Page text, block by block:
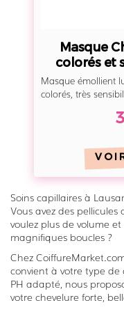
Masque
colorés et
Masque émollient
colorés, très
Soins capillaires à
Vous avez des
voulez plus de volume
magnifiques boucles ?
Chez
convient à votre type de
PH adapté, nous
votre chevelure forte,